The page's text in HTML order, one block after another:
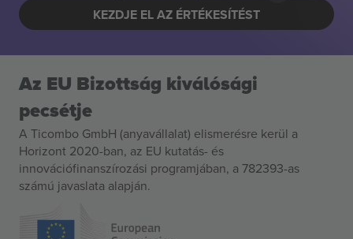
KEZDJE EL AZ ÉRTÉKESÍTÉST
Az EU Bizottság kiválósági
pecsétje
A Ticombo GmbH (anyavállalat) elismerésre kerül a
Horizont 2020-ban, az EU kutatás- és
innovációfinanszírozási programjában, a 782393-as
számú javaslata alapján.